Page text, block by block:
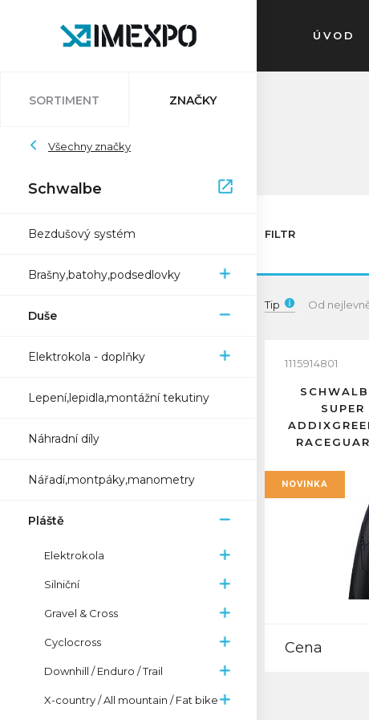
SORTIMENT ZNAČKY
Auvray
Atlantic
Bleedkit
Bosch
Impac
Schwalbe
Všechny značky
Schwalbe
Bezdušový systém
Brašny,batohy,podsedlovky
Duše
Elektrokola - doplňky
Lepení,lepidla,montážní tekutiny
Náhradní díly
Nářadí,montpáky,manometry
Pláště
Elektrokola
Silniční
Gravel & Cross
Cyclocross
Downhill / Enduro / Trail
X-country / All mountain / Fat bike
Pletscher
Ryde
Sapim
Trelock
Zefal
XON
ÚVOD
FILTR
Tip Od
1115914801
NOVINKA
Cena